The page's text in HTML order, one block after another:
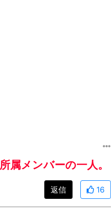
所属メンバーの一人。
返信 16